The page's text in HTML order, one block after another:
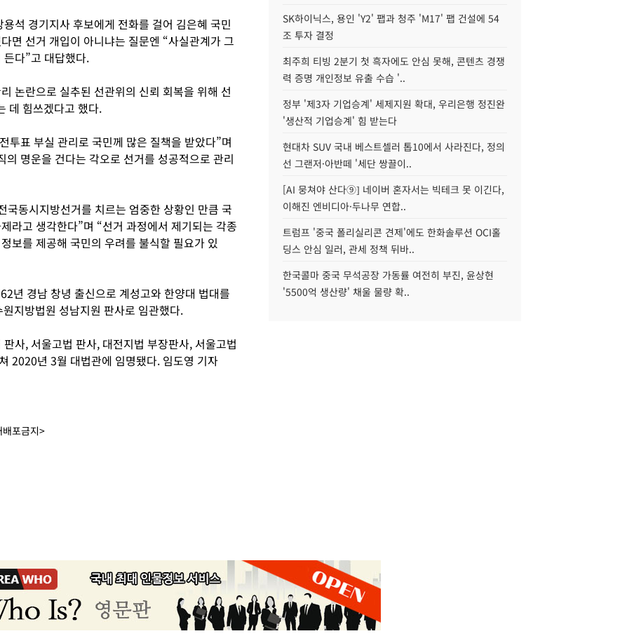
석 경기지사 후보에게 전화를 걸어 김은혜 국민
면 선거 개입이 아니냐는 질문엔 “사실관계가 그
다”고 대답했다.
논란으로 실추된 선관위의 신뢰 회복을 위해 선
데 힘쓰겠다고 했다.
투표 부실 관리로 국민께 많은 질책을 받았다”며
명운을 건다는 각오로 선거를 성공적으로 관리
동시지방선거를 치르는 엄중한 상황인 만큼 국
라고 생각한다”며 “선거 과정에서 제기되는 각종
보를 제공해 국민의 우려를 불식할 필요가 있
년 경남 창녕 출신으로 계성고와 한양대 법대를
지방법원 성남지원 판사로 임관했다.
사, 서울고법 판사, 대전지법 부장판사, 서울고법
2020년 3월 대법관에 임명됐다. 임도영 기자
포금지>
SK하이닉스, 용인 'Y2' 팹과 청주 'M17' 팹 건설에 54
조 투자 결정
최주희 티빙 2분기 첫 흑자에도 안심 못해, 콘텐츠 경쟁
력 증명 개인정보 유출 수습 '..
정부 '제3자 기업승계' 세제지원 확대, 우리은행 정진완
'생산적 기업승계' 힘 받는다
현대차 SUV 국내 베스트셀러 톱10에서 사라진다, 정의
선 그랜저·아반떼 '세단 쌍끌이..
[AI 뭉쳐야 산다⑨] 네이버 혼자서는 빅테크 못 이긴다,
이해진 엔비디아·두나무 연합..
트럼프 '중국 폴리실리콘 견제'에도 한화솔루션 OCI홀
딩스 안심 일러, 관세 정책 뒤바..
한국콜마 중국 무석공장 가동률 여전히 부진, 윤상현
'5500억 생산량' 채울 물량 확..